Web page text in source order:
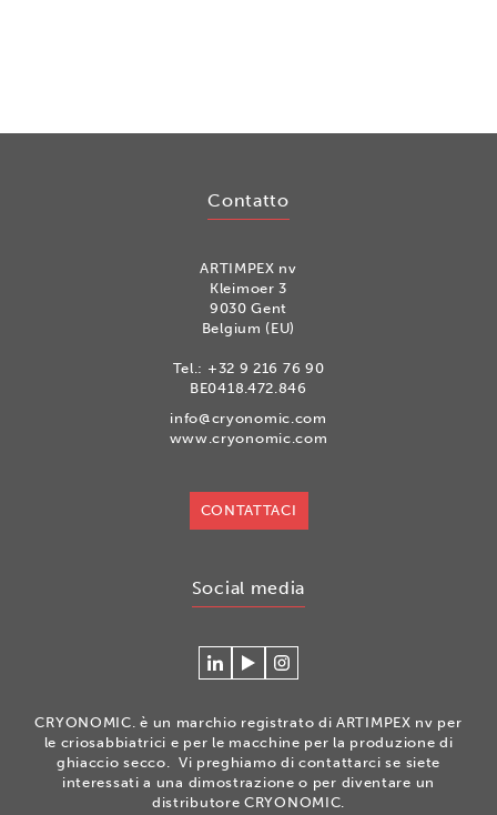
Contatto
ARTIMPEX nv
Kleimoer 3
9030 Gent
Belgium (EU)
Tel.: +32 9 216 76 90
BE0418.472.846
info@cryonomic.com
www.cryonomic.com
CONTATTACI
Social media
Connecteer
Cryonomic
op
Linkedin
Watch
videos
on
the
Cryonomic
Youtube
Volg
op
Instagram
CRYONOMIC. è un marchio registrato di ARTIMPEX nv per
le criosabbiatrici e per le macchine per la produzione di
ghiaccio secco. Vi preghiamo di contattarci se siete
interessati a una dimostrazione o per diventare un
distributore CRYONOMIC.